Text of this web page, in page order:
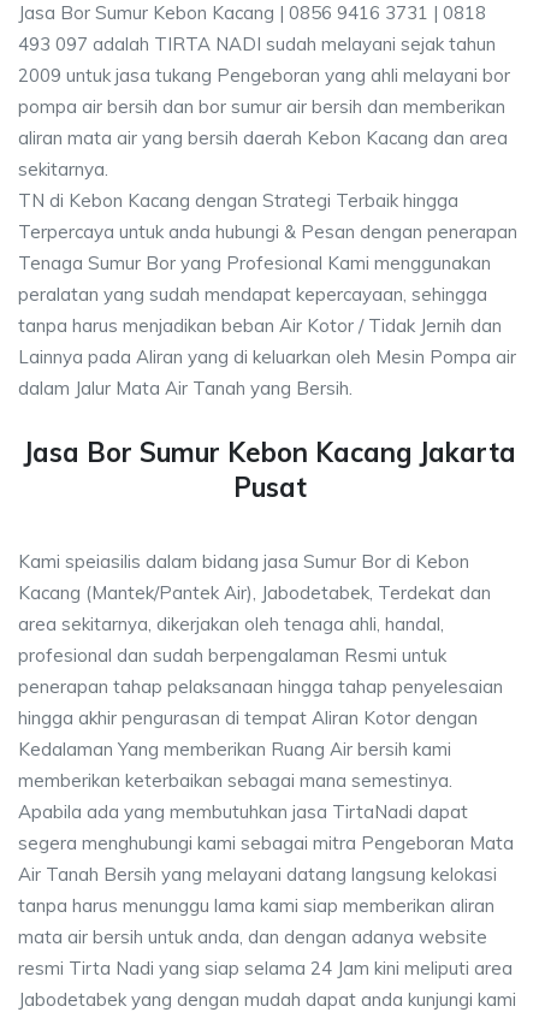
Jasa Bor Sumur Kebon Kacang | 0856 9416 3731 | 0818
493 097 adalah TIRTA NADI sudah melayani sejak tahun
2009 untuk jasa tukang Pengeboran yang ahli melayani bor
pompa air bersih dan bor sumur air bersih dan memberikan
aliran mata air yang bersih daerah Kebon Kacang dan area
sekitarnya.
TN di Kebon Kacang dengan Strategi Terbaik hingga
Terpercaya untuk anda hubungi & Pesan dengan penerapan
Tenaga Sumur Bor yang Profesional Kami menggunakan
peralatan yang sudah mendapat kepercayaan, sehingga
tanpa harus menjadikan beban Air Kotor / Tidak Jernih dan
Lainnya pada Aliran yang di keluarkan oleh Mesin Pompa air
dalam Jalur Mata Air Tanah yang Bersih.
Jasa Bor Sumur Kebon Kacang Jakarta
Pusat
Kami speiasilis dalam bidang jasa Sumur Bor di Kebon
Kacang (Mantek/Pantek Air), Jabodetabek, Terdekat dan
area sekitarnya, dikerjakan oleh tenaga ahli, handal,
profesional dan sudah berpengalaman Resmi untuk
penerapan tahap pelaksanaan hingga tahap penyelesaian
hingga akhir pengurasan di tempat Aliran Kotor dengan
Kedalaman Yang memberikan Ruang Air bersih kami
memberikan keterbaikan sebagai mana semestinya.
Apabila ada yang membutuhkan jasa TirtaNadi dapat
segera menghubungi kami sebagai mitra Pengeboran Mata
Air Tanah Bersih yang melayani datang langsung kelokasi
tanpa harus menunggu lama kami siap memberikan aliran
mata air bersih untuk anda, dan dengan adanya website
resmi Tirta Nadi yang siap selama 24 Jam kini meliputi area
Jabodetabek yang dengan mudah dapat anda kunjungi kami